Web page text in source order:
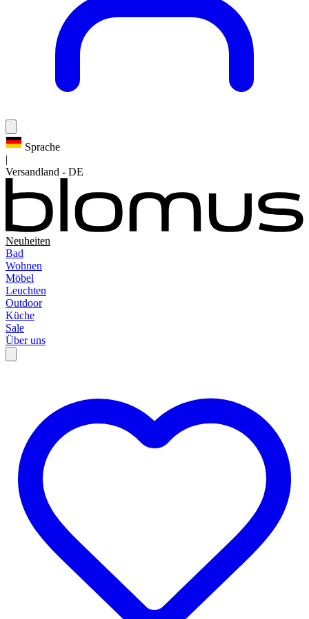
Sprache
|
Versandland - DE
Neuheiten
Bad
Wohnen
Möbel
Leuchten
Outdoor
Küche
Sale
Über uns